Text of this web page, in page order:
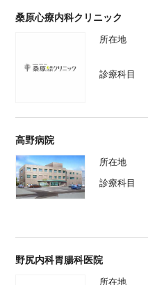
桑原心療内科クリニック
所在地
診療科目
高野病院
所在地
診療科目
野尻内科胃腸科医院
所在地